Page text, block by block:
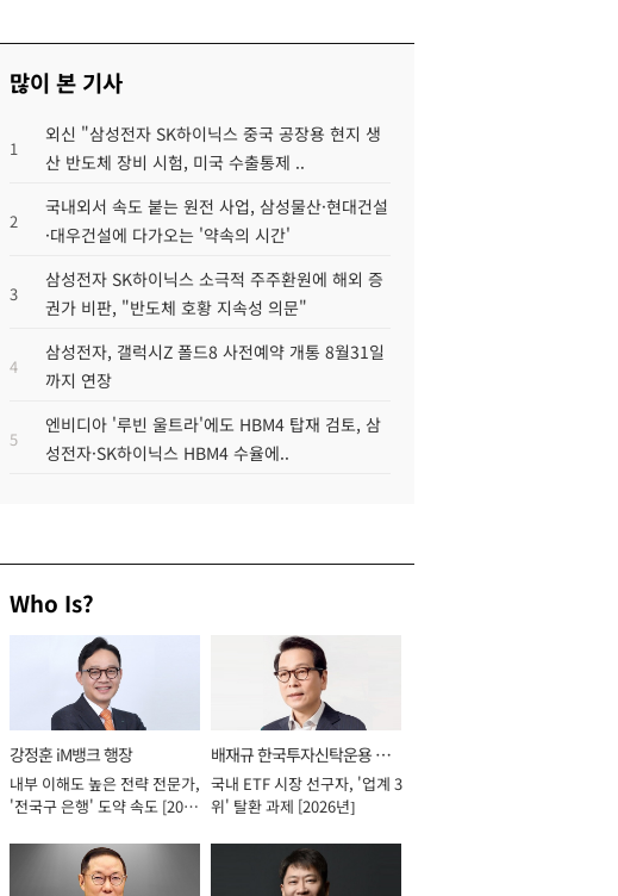
많이 본 기사
1
외신 "삼성전자 SK하이닉스 중국 공장용 현지 생
산 반도체 장비 시험, 미국 수출통제 ..
2
국내외서 속도 붙는 원전 사업, 삼성물산·현대건설
·대우건설에 다가오는 '약속의 시간'
3
삼성전자 SK하이닉스 소극적 주주환원에 해외 증
권가 비판, "반도체 호황 지속성 의문"
4
삼성전자, 갤럭시Z 폴드8 사전예약 개통 8월31일
까지 연장
5
엔비디아 '루빈 울트라'에도 HBM4 탑재 검토, 삼
성전자·SK하이닉스 HBM4 수율에..
Who Is?
강정훈 iM뱅크 행장
내부 이해도 높은 전략 전문가,
'전국구 은행' 도약 속도 [2026
배재규 한국투자신탁운용 대
표이사 사장
국내 ETF 시장 선구자, '업계 3
위' 탈환 과제 [2026년]